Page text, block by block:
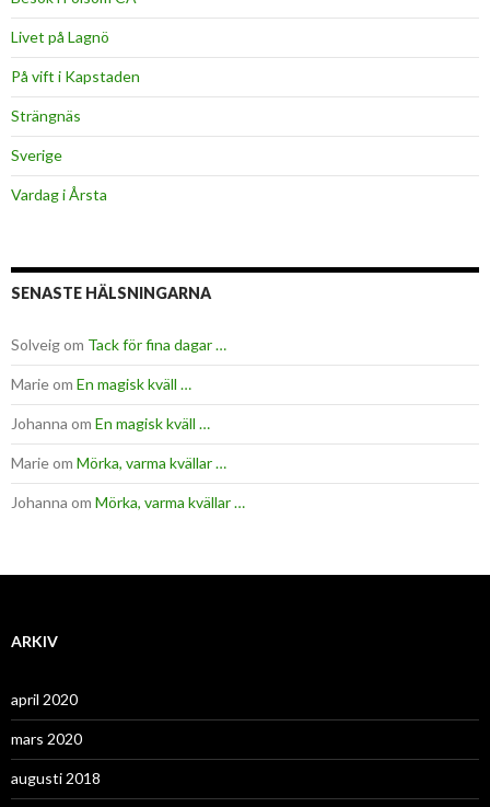
Livet på Lagnö
På vift i Kapstaden
Strängnäs
Sverige
Vardag i Årsta
SENASTE HÄLSNINGARNA
Solveigom Tack för fina dagar …
Marieom En magisk kväll …
Johanna om En magisk kväll …
Marieom Mörka, varma kvällar …
Johanna om Mörka, varma kvällar …
ARKIV
april 2020
mars 2020
augusti 2018